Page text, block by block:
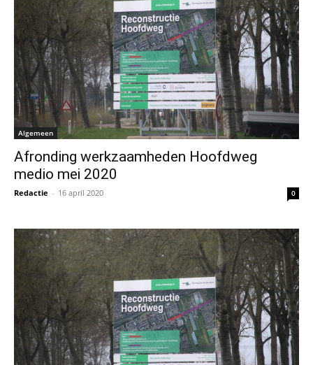
Algemeen
Afronding werkzaamheden Hoofdweg
medio mei 2020
Redactie - 16 april 2020 0